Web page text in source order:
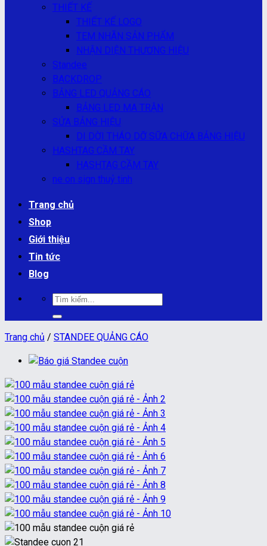
THIẾT KẾ
THIẾT KẾ LOGO
TEM NHÃN SẢN PHẨM
NHẬN DIỆN THƯƠNG HIỆU
Standee
BACKDROP
BẢNG LED QUẢNG CÁO
BẢNG LED MA TRẬN
SỬA BẢNG HIỆU
DI DỜI THÁO DỠ SỮA CHỮA BẢNG HIỆU
HASHTAG CẦM TAY
HASHTAG CẦM TAY
ne on sign thuỷ tinh
Trang chủ
Shop
Giới thiệu
Tin tức
Blog
Tìm
kiếm:
Trang chủ / STANDEE QUẢNG CÁO